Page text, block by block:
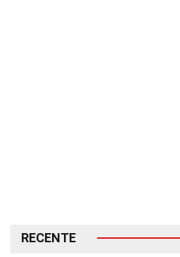
RECENTE